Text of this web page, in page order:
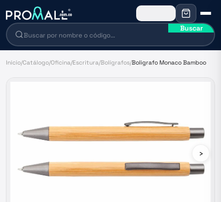
Buscar
Inicio/Catálogo/Oficina/Escritura/Bolígrafos/Boligrafo Monaco Bamboo
›